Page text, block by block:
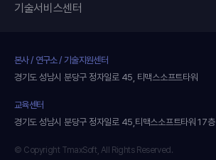
기술서비스센터
본사 / 연구소 / 기술지원센터
경기도 성남시 분당구 정자일로 45, 티맥스소프트타워
교육센터
경기도 성남시 분당구 정자일로 45,티맥스소프트타워 17층
© Copyright TmaxSoft, All Rights Reserved.